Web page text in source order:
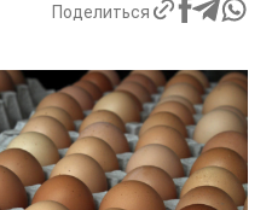
Поделиться